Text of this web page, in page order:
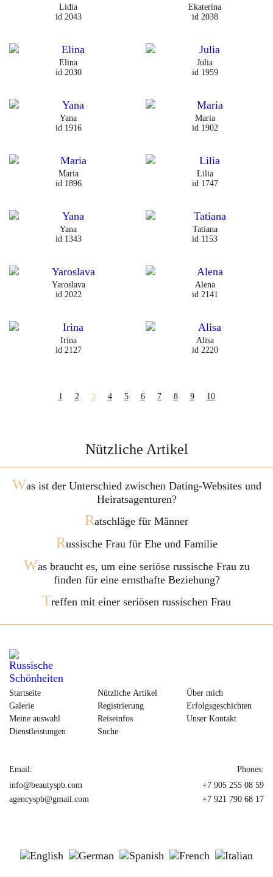
Lidia
id 2043
Ekaterina
id 2038
Elina
id 2030
Julia
id 1959
Yana
id 1916
Maria
id 1902
Maria
id 1896
Lilia
id 1747
Yana
id 1343
Tatiana
id 1153
Yaroslava
id 2022
Alena
id 2141
Irina
id 2127
Alisa
id 2220
1 2 3 4 5 6 7 8 9 10
Nützliche Artikel
Was ist der Unterschied zwischen Dating-Websites und
Heiratsagenturen?
Ratschläge für Männer
Russische Frau für Ehe und Familie
Was braucht es, um eine seriöse russische Frau zu
finden für eine ernsthafte Beziehung?
Treffen mit einer seriösen russischen Frau
Startseite
Galerie
Meine auswahl
Dienstleistungen
Nützliche Artikel
Registrierung
Reiseinfos
Suche
Über mich
Erfolgsgeschichten
Unser Kontakt
Email:
info@beautyspb.com
agencyspb@gmail.com
Phones:
+7 905 255 08 59
+7 921 790 68 17